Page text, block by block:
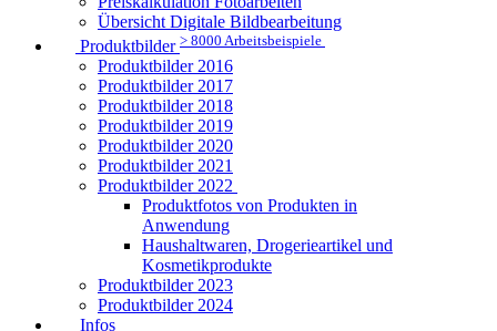
Übersicht Digitale Bildbearbeitung
Produktbilder > 8000 Arbeitsbeispiele
Produktbilder 2016
Produktbilder 2017
Produktbilder 2018
Produktbilder 2019
Produktbilder 2020
Produktbilder 2021
Produktbilder 2022
Produktfotos von Produkten in
Anwendung
Haushaltwaren, Drogerieartikel und
Kosmetikprodukte
Produktbilder 2023
Produktbilder 2024
Infos